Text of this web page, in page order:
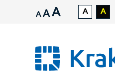
A A A A A